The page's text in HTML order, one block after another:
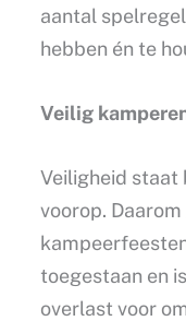
aantal
hebben én te
Veilig
Veiligheid staat
voorop.
toegestaan en
overlast voor